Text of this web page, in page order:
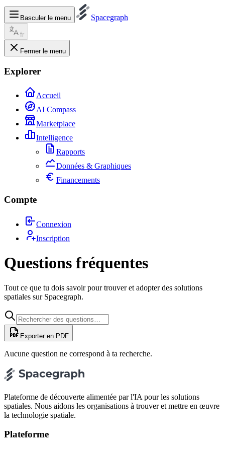
Basculer le menu Spacegraph
fr
Fermer le menu
Explorer
Accueil
AI Compass
Marketplace
Intelligence
Rapports
Données & Graphiques
Financements
Compte
Connexion
Inscription
Questions fréquentes
Tout ce que tu dois savoir pour trouver et adopter des solutions
spatiales sur Spacegraph.
Exporter en PDF
Aucune question ne correspond à ta recherche.
Plateforme de découverte alimentée par l'IA pour les solutions
spatiales. Nous aidons les organisations à trouver et mettre en œuvre
la technologie spatiale.
Plateforme